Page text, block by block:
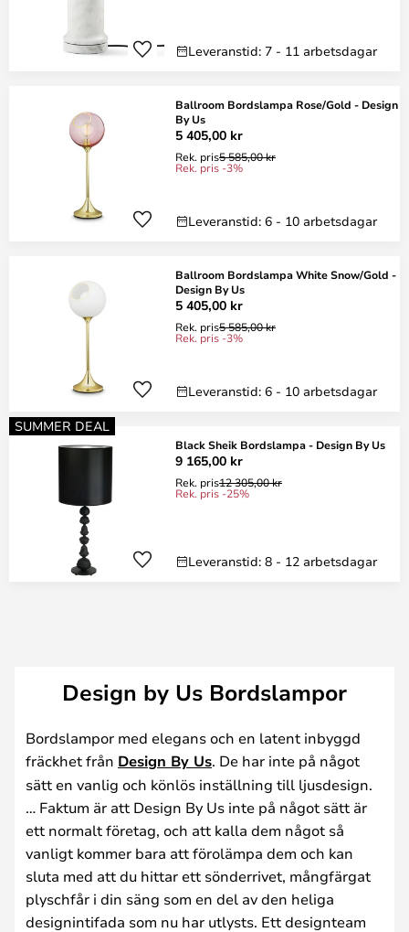
Leveranstid: 7 - 11 arbetsdagar
Ballroom Bordslampa Rose/Gold - Design
By Us
5 405,00 kr
Rek. pris5 585,00 kr
Rek. pris -3%
Leveranstid: 6 - 10 arbetsdagar
Ballroom Bordslampa White Snow/Gold -
Design By Us
5 405,00 kr
Rek. pris5 585,00 kr
Rek. pris -3%
Leveranstid: 6 - 10 arbetsdagar
SUMMER DEAL
Black Sheik Bordslampa - Design By Us
9 165,00 kr
Rek. pris12 305,00 kr
Rek. pris -25%
Leveranstid: 8 - 12 arbetsdagar
Design by Us Bordslampor
Bordslampor med elegans och en latent inbyggd
fräckhet från Design By Us. De har inte på något
sätt en vanlig och könlös inställning till ljusdesign.
… Faktum är att Design By Us inte på något sätt är
ett normalt företag, och att kalla dem något så
vanligt kommer bara att förolämpa dem och kan
sluta med att du hittar ett sönderrivet, mångfärgat
plyschfår i din säng som en del av den heliga
designintifada som nu har utlysts. Ett designteam